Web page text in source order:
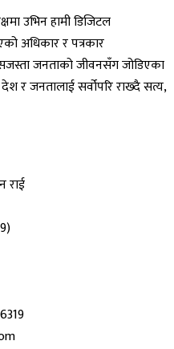
उभिन हामी डिजिटल
अधिकार र पत्रकार
जनताको जीवनसँग जोडिएका
र जनतालाई सर्वोपरि राख्दै सत्य,
राई